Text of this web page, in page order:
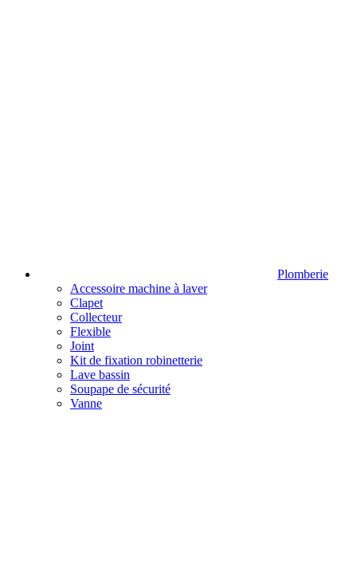
Plomberie
Accessoire machine à laver
Clapet
Collecteur
Flexible
Joint
Kit de fixation robinetterie
Lave bassin
Soupape de sécurité
Vanne